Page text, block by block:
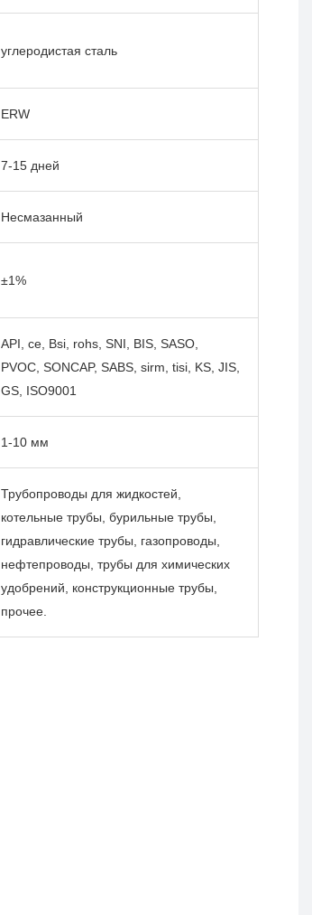
углеродистая сталь
ERW
7-15 дней
Несмазанный
±1%
API, ce, Bsi, rohs, SNI, BIS, SASO,
PVOC, SONCAP, SABS, sirm, tisi, KS, JIS,
GS, ISO9001
1-10 мм
Трубопроводы для жидкостей,
котельные трубы, бурильные трубы,
гидравлические трубы, газопроводы,
нефтепроводы, трубы для химических
удобрений, конструкционные трубы,
прочее.